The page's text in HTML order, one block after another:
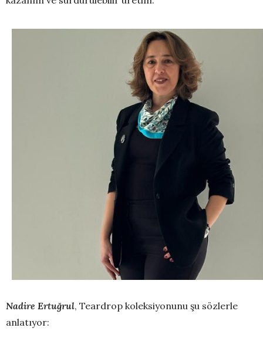
Nadire Ertuğrul, Teardrop koleksiyonunu şu sözlerle
anlatıyor: